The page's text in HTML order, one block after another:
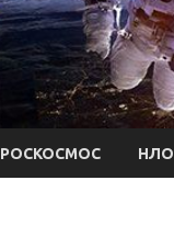
РОСКОСМОС НЛО